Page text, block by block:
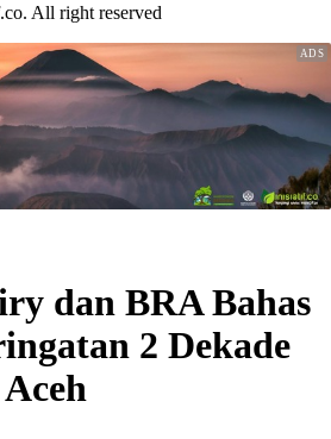
All right reserved
dan BRA Bahas
2 Dekade